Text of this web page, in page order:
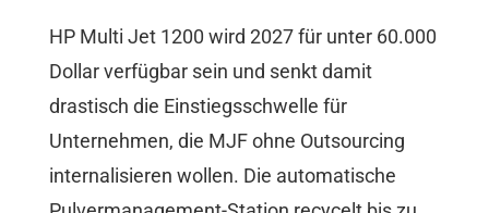
HP Multi Jet 1200 wird 2027 für unter 60.000
Dollar verfügbar sein und senkt damit
drastisch die Einstiegsschwelle für
Unternehmen, die MJF ohne Outsourcing
internalisieren wollen. Die automatische